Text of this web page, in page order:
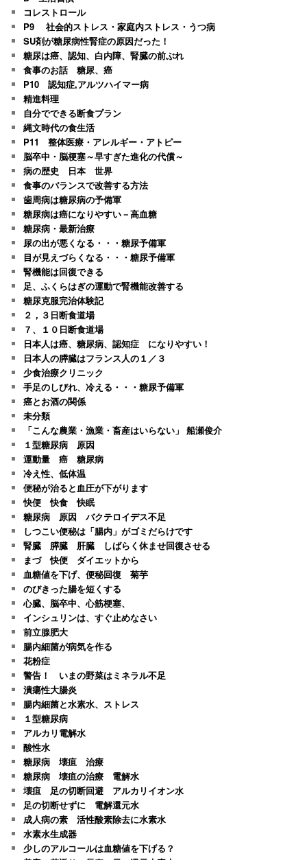
コレストロール
P9 社会的ストレス・家庭内ストレス・うつ病
SU剤が糖尿病性腎症の原因だった！
糖尿は癌、認知、白内障、腎臓の前ぶれ
食事のお話 糖尿、癌
P10 認知症,アルツハイマー病
精進料理
自分でできる断食プラン
縄文時代の食生活
P11 整体医療・アレルギー・アトピー
脳卒中・脳梗塞～早すぎた進化の代償～
病の歴史 日本 世界
食事のバランスで改善する方法
歯周病は糖尿病の予備軍
糖尿病は癌になりやすい－高血糖
糖尿病・最新治療
尿の出が悪くなる・・・糖尿予備軍
目が見えづらくなる・・・糖尿予備軍
腎機能は回復できる
足、ふくらはぎの運動で腎機能改善する
糖尿克服完治体験記
２，３日断食道場
７、１０日断食道場
日本人は癌、糖尿病、認知症 になりやすい！
日本人の膵臓はフランス人の１／３
少食治療クリニック
手足のしびれ、冷える・・・糖尿予備軍
癌とお酒の関係
未分類
「こんな農業・漁業・畜産はいらない」 船瀬俊介
１型糖尿病 原因
運動量 癌 糖尿病
冷え性、低体温
便秘が治ると血圧が下がります
快便 快食 快眠
糖尿病 原因 バクテロイデス不足
しつこい便秘は「腸内」がゴミだらけです
腎臓 膵臓 肝臓 しばらく休ませ回復させる
まづ 快便 ダイエットから
血糖値を下げ、便秘回復 菊芋
のびきった腸を短くする
心臓、脳卒中、心筋梗塞、
インシュリンは、すぐ止めなさい
前立腺肥大
腸内細菌が病気を作る
花粉症
警告！ いまの野菜はミネラル不足
潰瘍性大腸炎
腸内細菌と水素水、ストレス
１型糖尿病
アルカリ電解水
酸性水
糖尿病 壊疽 治療
糖尿病 壊疽の治療 電解水
壊疽 足の切断回避 アルカリイオン水
足の切断せずに 電解還元水
成人病の素 活性酸素除去に水素水
水素水生成器
少しのアルコールは血糖値を下げる？